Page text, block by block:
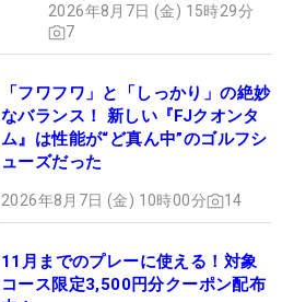
2026年8月7日 (金) 15時29分
7
「フワフワ」と「しっかり」の絶妙
なバランス！ 新しい『FJクオンタ
ム』は性能が“ど真ん中”のゴルフシ
ューズだった
2026年8月7日 (金) 10時00分 14
11月までのプレーに使える！対象
コース限定3,500円分クーポン配布